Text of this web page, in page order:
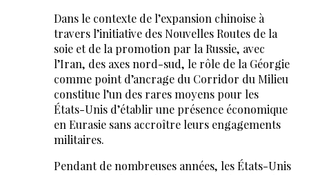
Dans le contexte de l’expansion chinoise à
travers l’initiative des Nouvelles Routes de la
soie et de la promotion par la Russie, avec
l’Iran, des axes nord-sud, le rôle de la Géorgie
comme point d’ancrage du Corridor du Milieu
constitue l’un des rares moyens pour les
États-Unis d’établir une présence économique
en Eurasie sans accroître leurs engagements
militaires.
Pendant de nombreuses années, les États-Unis